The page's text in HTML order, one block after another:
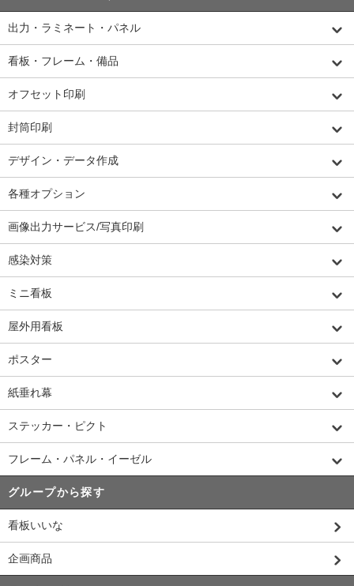
出力・ラミネート・パネル
看板・フレーム・備品
オフセット印刷
封筒印刷
デザイン・データ作成
各種オプション
画像出力サービス/写真印刷
感染対策
ミニ看板
屋外用看板
ポスター
紙垂れ幕
ステッカー・ピクト
フレーム・パネル・イーゼル
グループから探す
看板いいな
企画商品